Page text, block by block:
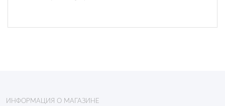
ИНФОРМАЦИЯ О МАГАЗИНЕ